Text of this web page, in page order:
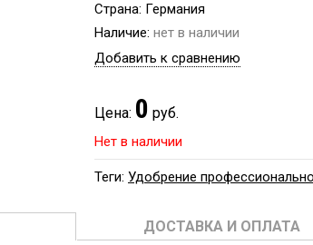
Страна: Германия
Наличие: нет в наличии
Добавить к сравнению
Цена: 0 руб.
Нет в наличии
Теги: Удобрение
ДОСТАВКА И ОПЛАТА